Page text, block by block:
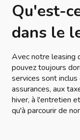
Qu'est-
dans le
Avec notre leasing
pouvez toujours
services sont
assurances, aux
hiver, à l'entretien
qu'à parcourir de